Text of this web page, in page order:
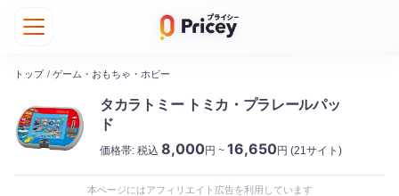
トップ / ゲーム・おもちゃ・ホビー
タカラトミー トミカ・プラレールパッ
ド
価格帯: 税込 8,000円 ~ 16,650円 (21サイト)
本ページにはアフィリエイト広告を利用しています